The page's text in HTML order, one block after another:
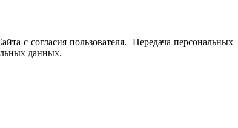
с согласия пользователя. Передача персональных
данных.